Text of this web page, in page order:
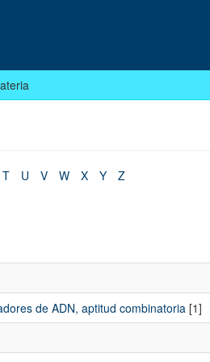
T U V W X Y
Z
de ADN, aptitud combinatoria [1]